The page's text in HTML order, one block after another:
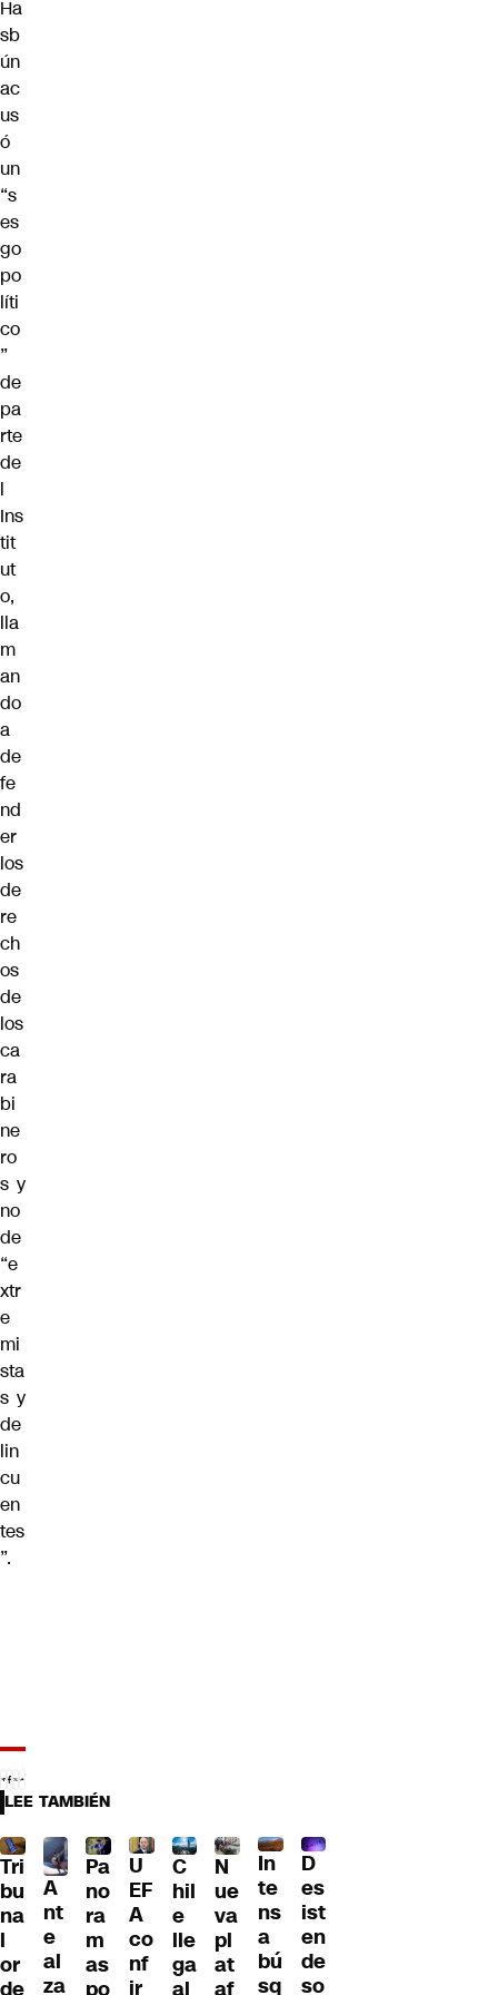
Ha
sb
ún
ac
us
ó
un
“s
es
go
po
líti
co
”
de
pa
rte
de
l
Ins
tit
ut
o,
lla
m
an
do
a
de
fe
nd
er
los
de
re
ch
os
de
los
ca
ra
bi
ne
ro
s y
no
de
“e
xtr
e
mi
sta
s y
de
lin
cu
en
tes
”.
LEE TAMBIÉN
Tri
bu
na
l
or
de
A
nt
e
al
za
Pa
no
ra
m
as
po
U
EF
A
co
nf
ir
C
hil
e
lle
ga
al
N
ue
va
pl
at
af
In
te
ns
a
bú
sq
D
es
ist
en
de
so